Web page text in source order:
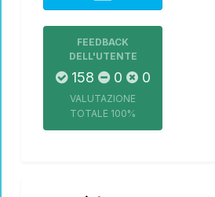
FEEDBACK
DELL'UTENTE
158 0 0
VALUTAZIONE
TOTALE 100%